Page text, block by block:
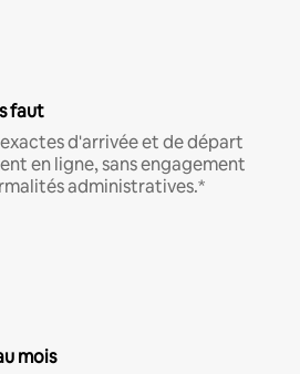
faut
d'arrivée et de départ
en ligne, sans engagement
administratives.*
mois